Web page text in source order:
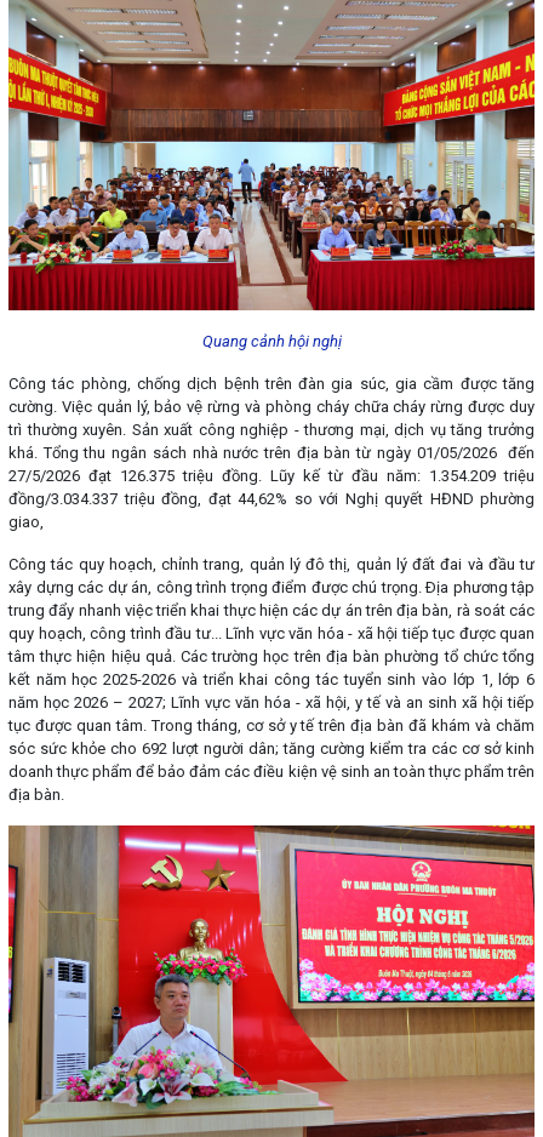
Quang cảnh hội nghị
Công tác phòng, chống dịch bệnh trên đàn gia súc, gia cầm được tăng
cường. Việc quản lý, bảo vệ rừng và phòng cháy chữa cháy rừng được duy
trì thường xuyên. Sản xuất công nghiệp - thương mại, dịch vụ tăng trưởng
khá. Tổng thu ngân sách nhà nước trên địa bàn từ ngày 01/05/2026 đến
27/5/2026 đạt 126.375 triệu đồng. Lũy kế từ đầu năm: 1.354.209 triệu
đồng/3.034.337 triệu đồng, đạt 44,62% so với Nghị quyết HĐND phường
giao,
Công tác quy hoạch, chỉnh trang, quản lý đô thị, quản lý đất đai và đầu tư
xây dựng các dự án, công trình trọng điểm được chú trọng. Ðịa phương tập
trung đẩy nhanh việc triển khai thực hiện các dự án trên địa bàn, rà soát các
quy hoạch, công trình đầu tư... Lĩnh vực văn hóa - xã hội tiếp tục được quan
tâm thực hiện hiệu quả. Các trường học trên địa bàn phường tổ chức tổng
kết năm học 2025-2026 và triển khai công tác tuyển sinh vào lớp 1, lớp 6
năm học 2026 – 2027; Lĩnh vực văn hóa - xã hội, y tế và an sinh xã hội tiếp
tục được quan tâm. Trong tháng, cơ sở y tế trên địa bàn đã khám và chăm
sóc sức khỏe cho 692 lượt người dân; tăng cường kiểm tra các cơ sở kinh
doanh thực phẩm để bảo đảm các điều kiện vệ sinh an toàn thực phẩm trên
địa bàn.